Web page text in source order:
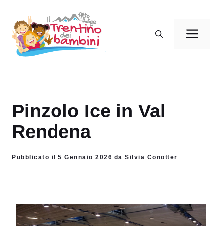
contenuto
Pinzolo Ice in Val
Rendena
Pubblicato il 5 Gennaio 2026 da Silvia Conotter